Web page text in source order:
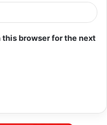
browser for the next